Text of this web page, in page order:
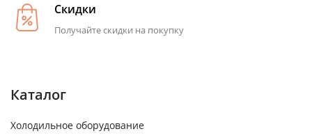
Скидки
Получайте скидки на покупку
Каталог
Холодильное оборудование